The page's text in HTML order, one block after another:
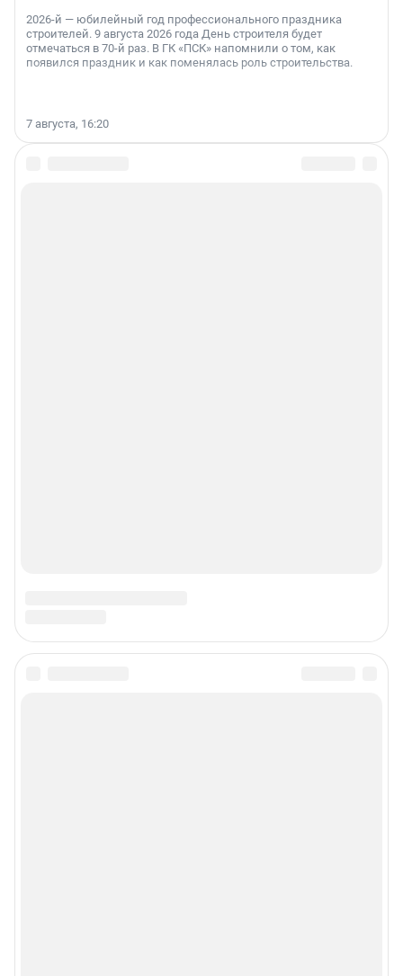
2026-й — юбилейный год профессионального праздника
строителей. 9 августа 2026 года День строителя будет
отмечаться в 70-й раз. В ГК «ПСК» напомнили о том, как
появился праздник и как поменялась роль строительства.
7 августа, 16:20